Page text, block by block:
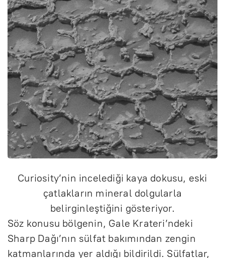
Curiosity’nin incelediği kaya dokusu, eski
çatlakların mineral dolgularla
belirginleştiğini gösteriyor.
Söz konusu bölgenin, Gale Krateri’ndeki
Sharp Dağı’nın sülfat bakımından zengin
katmanlarında yer aldığı bildirildi. Sülfatlar,